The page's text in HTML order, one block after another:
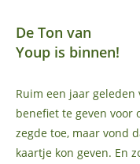
De Ton van
Youp is binnen!
Ruim een jaar geleden
benefiet te geven voor
zegde toe, maar vond
kaartje kon geven. En